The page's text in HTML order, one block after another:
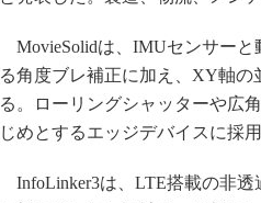
MovieSolidは、IMUセンサーと
る角度ブレ補正に加え、XY軸の
る。ローリングシャッターや広
じめとするエッジデバイスに採
InfoLinker3は、LTE搭載の非透